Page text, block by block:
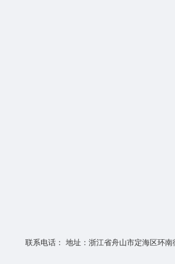
联系电话： 地址：浙江省舟山市定海区环